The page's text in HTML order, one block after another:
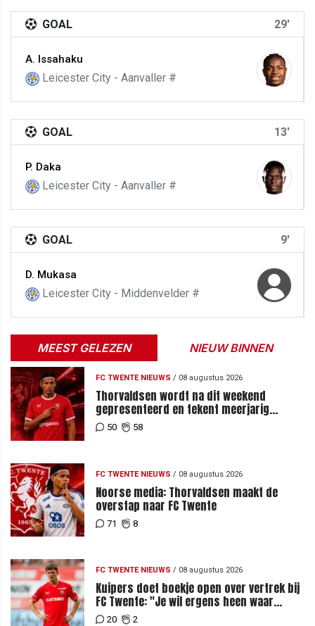
GOAL 29'
A. Issahaku
Leicester City - Aanvaller #
GOAL 13'
P. Daka
Leicester City - Aanvaller #
GOAL 9'
D. Mukasa
Leicester City - Middenvelder #
MEEST GELEZEN NIEUW BINNEN
FC TWENTE NIEUWS / 08 augustus 2026
Thorvaldsen wordt na dit weekend
gepresenteerd en tekent meerjarig
contract bij FC Twente
50 58
FC TWENTE NIEUWS / 08 augustus 2026
Noorse media: Thorvaldsen maakt de
overstap naar FC Twente
71 8
FC TWENTE NIEUWS / 08 augustus 2026
Kuipers doet boekje open over vertrek bij
FC Twente: "Je wil ergens heen waar
mensen je waarderen"
20 2